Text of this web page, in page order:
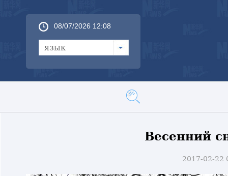
08/07/2026 12:08
язык
Весенний
2017-02-22